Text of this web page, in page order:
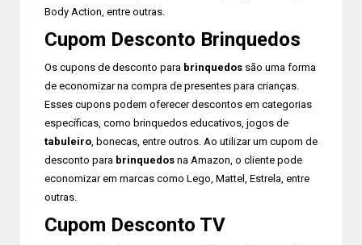
Body Action, entre outras.
Cupom Desconto Brinquedos
Os cupons de desconto para brinquedos são uma forma
de economizar na compra de presentes para crianças.
Esses cupons podem oferecer descontos em categorias
específicas, como brinquedos educativos, jogos de
tabuleiro , bonecas, entre outros. Ao utilizar um cupom de
desconto para brinquedos na Amazon, o cliente pode
economizar em marcas como Lego, Mattel, Estrela, entre
outras.
Cupom Desconto TV